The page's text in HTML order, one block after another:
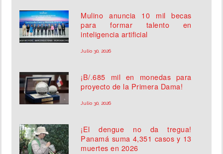
Mulino anuncia 10 mil becas
para formar talento en
inteligencia artificial
Julio 30, 2026
¡B/.685 mil en monedas para
proyecto de la Primera Dama!
Julio 30, 2026
¡El dengue no da tregua!
Panamá suma 4,351 casos y 13
muertes en 2026